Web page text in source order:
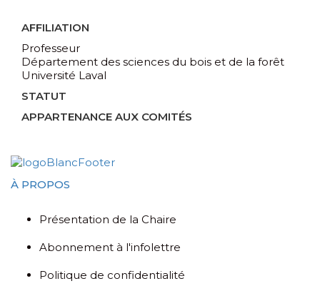
AFFILIATION
Professeur
Département des sciences du bois et de la forêt
Université Laval
STATUT
APPARTENANCE AUX COMITÉS
À PROPOS
Présentation de la Chaire
Abonnement à l'infolettre
Politique de confidentialité